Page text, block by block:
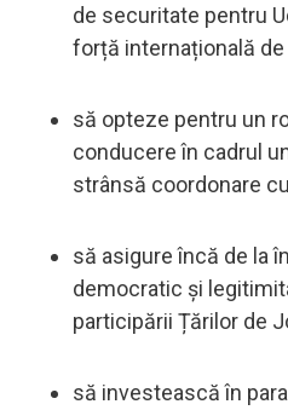
de securitate pentru
forță internațională de
să opteze pentru un
conducere în cadrul
strânsă coordonare
să asigure încă de la
democratic și
participării Țărilor de
să investească în